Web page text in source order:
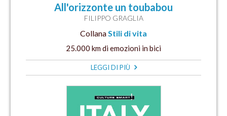
All'orizzonte un toubabou
FILIPPO GRAGLIA
Collana Stili di vita
25.000 km di emozioni in bici
LEGGI DI PIÙ